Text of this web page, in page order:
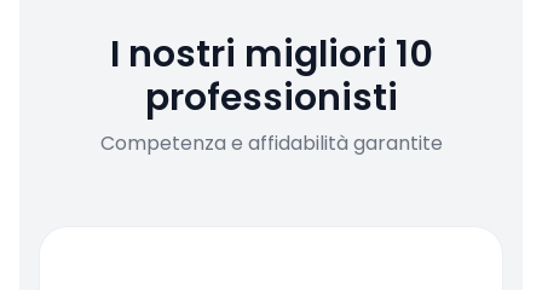
I nostri migliori 10
professionisti
Competenza e affidabilità garantite